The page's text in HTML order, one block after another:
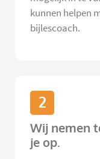
kunnen helpen
bijlescoach.
2
Wij nemen
je op.